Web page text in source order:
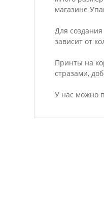
магазине
Для
зависит от
Принты на
стразами,
У нас можно